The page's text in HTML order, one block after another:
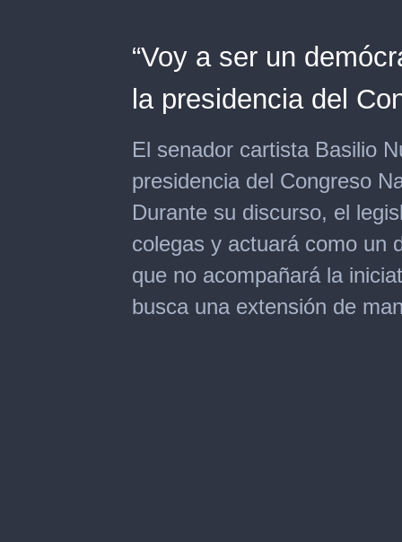
“Voy a ser un
la presidencia del
El senador cartista Basilio
presidencia del Congreso
Durante su discurso, el
colegas y actuará como un
que no acompañará la
busca una extensión de